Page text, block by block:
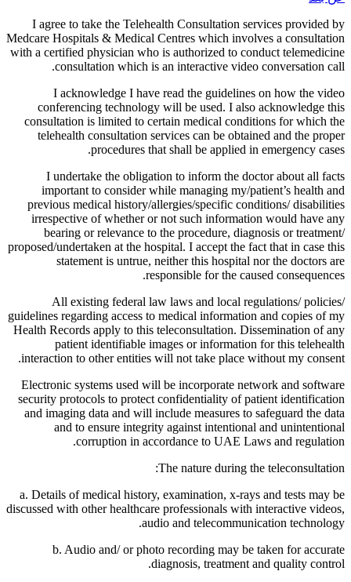
I agree to take the Telehealth Consultation services provided by
Medcare Hospitals & Medical Centres which involves a consultation
with a certified physician who is authorized to conduct telemedicine
consultation which is an interactive video conversation call.
I acknowledge I have read the guidelines on how the video
conferencing technology will be used. I also acknowledge this
consultation is limited to certain medical conditions for which the
telehealth consultation services can be obtained and the proper
procedures that shall be applied in emergency cases.
I undertake the obligation to inform the doctor about all facts
important to consider while managing my/patient’s health and
previous medical history/allergies/specific conditions/ disabilities
irrespective of whether or not such information would have any
bearing or relevance to the procedure, diagnosis or treatment/
proposed/undertaken at the hospital. I accept the fact that in case this
statement is untrue, neither this hospital nor the doctors are
responsible for the caused consequences.
All existing federal law laws and local regulations/ policies/
guidelines regarding access to medical information and copies of my
Health Records apply to this teleconsultation. Dissemination of any
patient identifiable images or information for this telehealth
interaction to other entities will not take place without my consent.
Electronic systems used will be incorporate network and software
security protocols to protect confidentiality of patient identification
and imaging data and will include measures to safeguard the data
and to ensure integrity against intentional and unintentional
corruption in accordance to UAE Laws and regulation.
The nature during the teleconsultation:
a. Details of medical history, examination, x-rays and tests may be
discussed with other healthcare professionals with interactive videos,
audio and telecommunication technology.
b. Audio and/ or photo recording may be taken for accurate
diagnosis, treatment and quality control.